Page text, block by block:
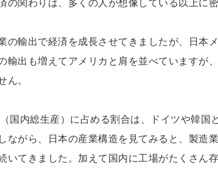
の関わりは、多くの人が想像している以上に密
の輸出で経済を成長させてきましたが、日本
輸出も増えてアメリカと肩を並べていますが
ん。
国内総生産）に占める割合は、ドイツや韓国
ながら、日本の産業構造を見てみると、製造
いてきました。加えて国内に工場がたくさん